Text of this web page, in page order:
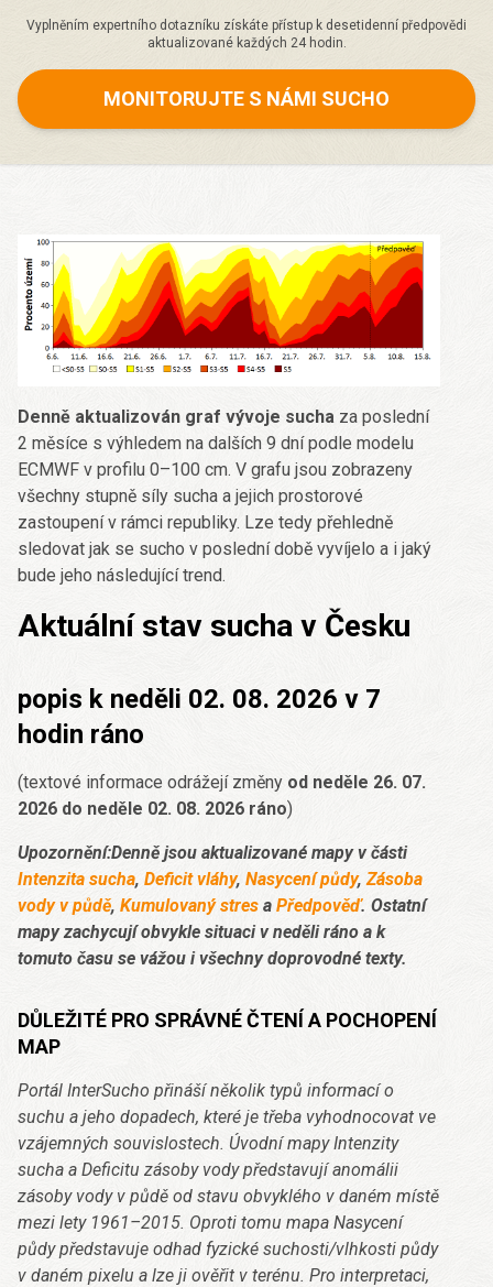
Vyplněním expertního dotazníku získáte přístup k desetidenní předpovědi
aktualizované každých 24 hodin.
MONITORUJTE S NÁMI SUCHO
Denně aktualizován graf vývoje sucha za poslední
2 měsíce s výhledem na dalších 9 dní podle modelu
ECMWF v profilu 0–100 cm. V grafu jsou zobrazeny
všechny stupně síly sucha a jejich prostorové
zastoupení v rámci republiky. Lze tedy přehledně
sledovat jak se sucho v poslední době vyvíjelo a i jaký
bude jeho následující trend.
Aktuální stav sucha v Česku
popis k neděli 02. 08. 2026 v 7
hodin ráno
(textové informace odrážejí změny od neděle 26. 07.
2026 do neděle 02. 08. 2026 ráno)
Upozornění:Denně jsou aktualizované mapy v části
Intenzita sucha, Deficit vláhy, Nasycení půdy, Zásoba
vody v půdě, Kumulovaný stres a Předpověď. Ostatní
mapy zachycují obvykle situaci v neděli ráno a k
tomuto času se vážou i všechny doprovodné texty.
DŮLEŽITÉ PRO SPRÁVNÉ ČTENÍ A POCHOPENÍ
MAP
Portál InterSucho přináší několik typů informací o
suchu a jeho dopadech, které je třeba vyhodnocovat ve
vzájemných souvislostech. Úvodní mapy Intenzity
sucha a Deficitu zásoby vody představují anomálii
zásoby vody v půdě od stavu obvyklého v daném místě
mezi lety 1961–2015. Oproti tomu mapa Nasycení
půdy představuje odhad fyzické suchosti/vlhkosti půdy
v daném pixelu a lze ji ověřit v terénu. Pro interpretaci,